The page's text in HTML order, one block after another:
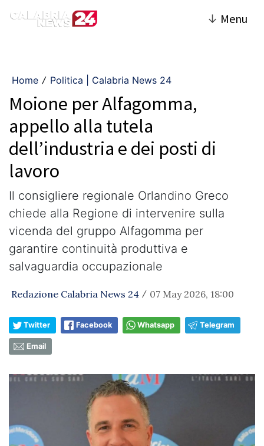
↓ Menu
Home / Politica | Calabria News 24
Moione per Alfagomma,
appello alla tutela
dell’industria e dei posti di
lavoro
Il consigliere regionale Orlandino Greco
chiede alla Regione di intervenire sulla
vicenda del gruppo Alfagomma per
garantire continuità produttiva e
salvaguardia occupazionale
Redazione Calabria News 24 / 07 May 2026, 18:00
Twitter Facebook Whatsapp Telegram
Email